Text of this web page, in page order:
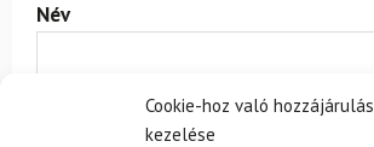
Cookie-hoz való hozzájárulás
kezelése
Név